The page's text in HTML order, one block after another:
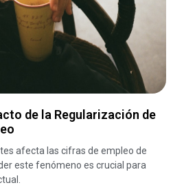
de la Regularización de
afecta las cifras de empleo de
este fenómeno es crucial para